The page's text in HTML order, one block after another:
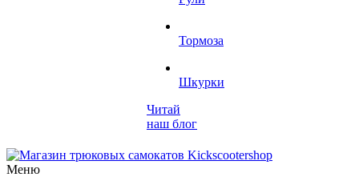
Тормоза
Шкурки
Читай
наш блог
Меню